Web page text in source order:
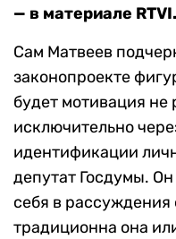
— в материале RTVI.
Сам Матвеев
законопроекте
будет мотивация не
исключительно
идентификации
депутат Госдумы.
себя в
традиционна она